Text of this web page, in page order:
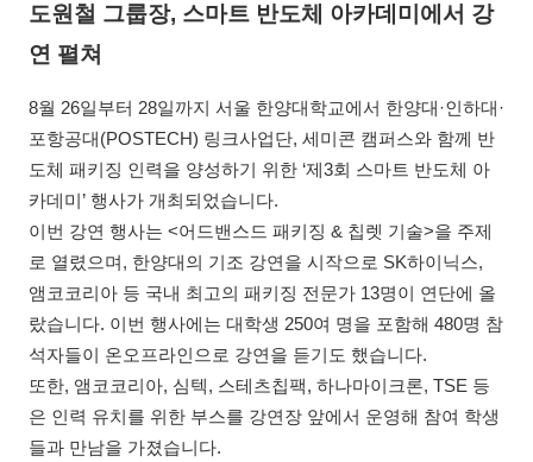
도원철 그룹장, 스마트 반도체 아카데미에서 강
연 펼쳐
8월 26일부터 28일까지 서울 한양대학교에서 한양대·인하대·
포항공대(POSTECH) 링크사업단, 세미콘 캠퍼스와 함께 반
도체 패키징 인력을 양성하기 위한 ‘제3회 스마트 반도체 아
카데미’ 행사가 개최되었습니다.
이번 강연 행사는 <어드밴스드 패키징 & 칩렛 기술>을 주제
로 열렸으며, 한양대의 기조 강연을 시작으로 SK하이닉스,
앰코코리아 등 국내 최고의 패키징 전문가 13명이 연단에 올
랐습니다. 이번 행사에는 대학생 250여 명을 포함해 480명 참
석자들이 온오프라인으로 강연을 듣기도 했습니다.
또한, 앰코코리아, 심텍, 스테츠칩팩, 하나마이크론, TSE 등
은 인력 유치를 위한 부스를 강연장 앞에서 운영해 참여 학생
들과 만남을 가졌습니다.